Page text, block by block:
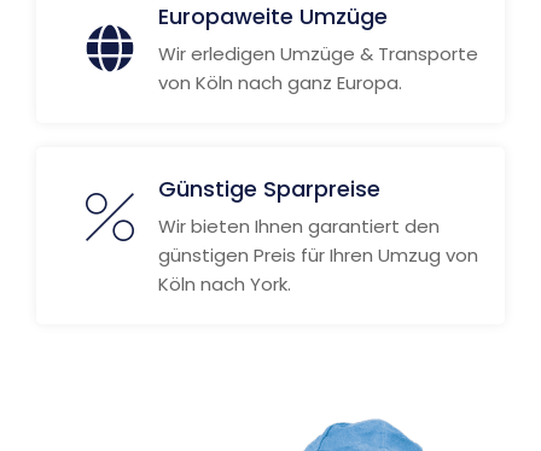
Europaweite Umzüge
Wir erledigen Umzüge & Transporte
von Köln nach ganz Europa.
Günstige Sparpreise
Wir bieten Ihnen garantiert den
günstigen Preis für Ihren Umzug von
Köln nach York.